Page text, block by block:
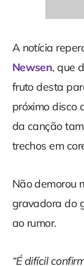
A notícia
Newsen, que
fruto desta
próximo disco
da canção
trechos em
Não demorou
gravadora do
ao rumor.
“É difícil